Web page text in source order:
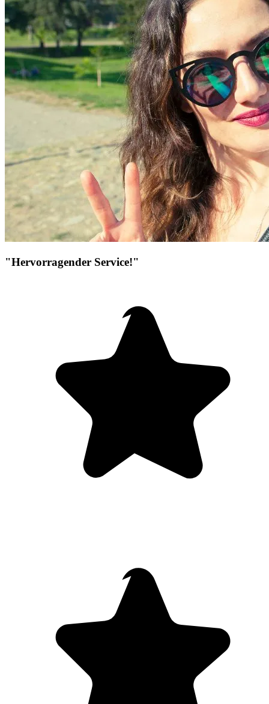
"Hervorragender Service!"